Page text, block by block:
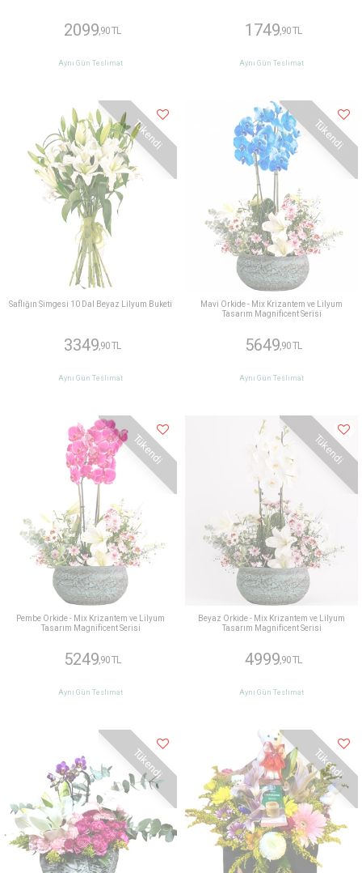
2099,90 TL
Aynı Gün Teslimat
1749,90 TL
Aynı Gün Teslimat
Tükendi
Saflığın Simgesi 10 Dal Beyaz Lilyum Buketi
3349 ,90 TL
Aynı Gün Teslimat
Tükendi
Mavi Orkide - Mix Krizantem ve Lilyum
Tasarım Magnificent Serisi
5649 ,90 TL
Aynı Gün Teslimat
Tükendi
Pembe Orkide - Mix Krizantem ve Lilyum
Tasarım Magnificent Serisi
5249,90 TL
Aynı Gün Teslimat
Tükendi
Beyaz Orkide - Mix Krizantem ve Lilyum
Tasarım Magnificent Serisi
4999,90 TL
Aynı Gün Teslimat
Tükendi Tükendi